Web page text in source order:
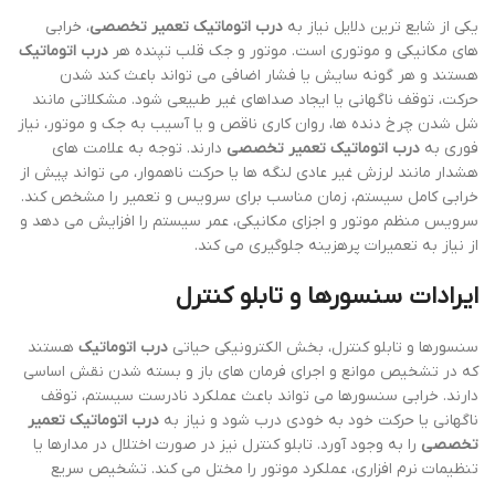
یکی از شایع ترین دلایل نیاز به درب اتوماتیک تعمیر تخصصی، خرابی
های مکانیکی و موتوری است. موتور و جک قلب تپنده هر درب اتوماتیک
هستند و هر گونه سایش یا فشار اضافی می تواند باعث کند شدن
حرکت، توقف ناگهانی یا ایجاد صداهای غیر طبیعی شود. مشکلاتی مانند
شل شدن چرخ دنده ها، روان کاری ناقص و یا آسیب به جک و موتور، نیاز
فوری به درب اتوماتیک تعمیر تخصصی دارند. توجه به علامت های
هشدار مانند لرزش غیر عادی لنگه ها یا حرکت ناهموار، می تواند پیش از
خرابی کامل سیستم، زمان مناسب برای سرویس و تعمیر را مشخص کند.
سرویس منظم موتور و اجزای مکانیکی، عمر سیستم را افزایش می دهد و
از نیاز به تعمیرات پرهزینه جلوگیری می کند.
ایرادات سنسورها و تابلو کنترل
سنسورها و تابلو کنترل، بخش الکترونیکی حیاتی درب اتوماتیک هستند
که در تشخیص موانع و اجرای فرمان های باز و بسته شدن نقش اساسی
دارند. خرابی سنسورها می تواند باعث عملکرد نادرست سیستم، توقف
ناگهانی یا حرکت خود به خودی درب شود و نیاز به درب اتوماتیک تعمیر
تخصصی را به وجود آورد. تابلو کنترل نیز در صورت اختلال در مدارها یا
تنظیمات نرم افزاری، عملکرد موتور را مختل می کند. تشخیص سریع